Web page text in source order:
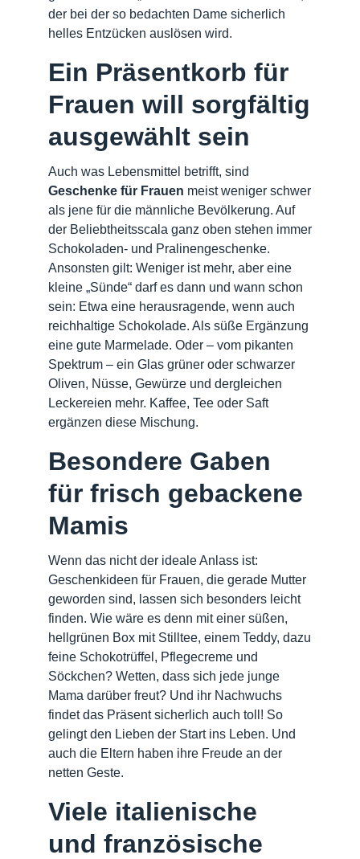
der bei der so bedachten Dame sicherlich
helles Entzücken auslösen wird.
Ein Präsentkorb für
Frauen will sorgfältig
ausgewählt sein
Auch was Lebensmittel betrifft, sind
Geschenke für Frauen meist weniger schwer
als jene für die männliche Bevölkerung. Auf
der Beliebtheitsscala ganz oben stehen immer
Schokoladen- und Pralinengeschenke.
Ansonsten gilt: Weniger ist mehr, aber eine
kleine „Sünde“ darf es dann und wann schon
sein: Etwa eine herausragende, wenn auch
reichhaltige Schokolade. Als süße Ergänzung
eine gute Marmelade. Oder – vom pikanten
Spektrum – ein Glas grüner oder schwarzer
Oliven, Nüsse, Gewürze und dergleichen
Leckereien mehr. Kaffee, Tee oder Saft
ergänzen diese Mischung.
Besondere Gaben
für frisch gebackene
Mamis
Wenn das nicht der ideale Anlass ist:
Geschenkideen für Frauen, die gerade Mutter
geworden sind, lassen sich besonders leicht
finden. Wie wäre es denn mit einer süßen,
hellgrünen Box mit Stilltee, einem Teddy, dazu
feine Schokotrüffel, Pflegecreme und
Söckchen? Wetten, dass sich jede junge
Mama darüber freut? Und ihr Nachwuchs
findet das Präsent sicherlich auch toll! So
gelingt den Lieben der Start ins Leben. Und
auch die Eltern haben ihre Freude an der
netten Geste.
Viele italienische
und französische